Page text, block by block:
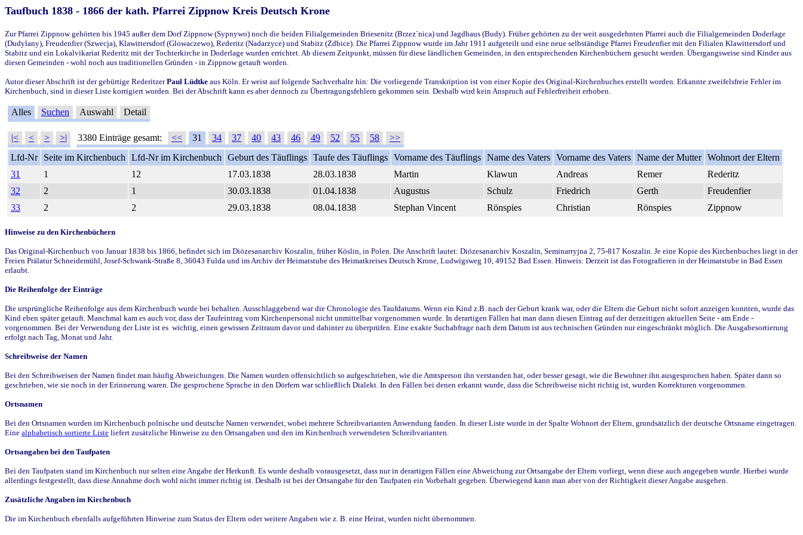
Taufbuch 1838 - 1866 der kath. Pfarrei Zippnow Kreis Deutsch Krone
Zur Pfarrei Zippnow gehörten bis 1945 außer dem Dorf Zippnow (Sypnywo) noch die beiden Filialgemeinden Briesenitz (Brzez`nica) und Jagdhaus (Budy). Früher gehörten zu der weit ausgedehnten Pfarrei auch die Filialgemeinden Doderlage
(Dudylany), Freudenfier (Szwecja), Klawittersdorf (Glowaczewo), Rederitz (Nadarzyce) und Stabitz (Zdbice). Die Pfarrei Zippnow wurde im Jahr 1911 aufgeteilt und eine neue selbständige Pfarrei Freudenfier mit den Filialen Klawittersdorf und
Stabitz und ein Lokalvikariat Rederitz mit der Tochterkirche in Doderlage wurden errichtet. Ab diesem Zeitpunkt, müssen für diese ländlichen Gemeinden, in den entsprechenden Kirchenbüchern gesucht werden. Übergangsweise sind Kinder aus
diesen Gemeinden - wohl noch aus traditionellen Gründen - in Zippnow getauft worden.
Autor dieser Abschrift ist der gebürtige RederitzerPaul Lüdtke aus Köln. Er weist auf folgende Sachverhalte hin: Die vorliegende Transkription ist von einer Kopie des Original-Kirchenbuches erstellt worden. Erkannte zweifelsfreie Fehler im
Kirchenbuch, sind in dieser Liste korrigiert worden. Bei der Abschrift kann es aber dennoch zu Übertragungsfehlern gekommen sein. Deshalb wird kein Anspruch auf Fehlerfreiheit erhoben.
Alles Suchen Auswahl Detail
|< < > >| 3380 Einträge gesamt: << 31 34 37 40 43 46 49 52 55 58
>>
Lfd-Nr
Seite im Kirchenbuch Lfd-Nr im Kirchenbuch Geburt des Täuflings Taufe des Täuflings Vorname des Täuflings Name des Vaters Vorname des Vaters Name der Mutter Wohnort der Eltern
31
1 12 17.03.1838 28.03.1838 Martin Klawun Andreas Remer
Rederitz
32
2 1 30.03.1838 01.04.1838 Augustus Schulz Friedrich Gerth
Freudenfier
33
2 2 29.03.1838 08.04.1838 Stephan Vincent Rönspies Christian Rönspies Zippnow
Hinweise zu den Kirchenbüchern
Das Original-Kirchenbuch von Januar 1838 bis 1866, befindet sich im Diözesanarchiv Koszalin, früher Köslin, in Polen. Die Anschrift lautet: Diözesanarchiv Koszalin, Seminarryjna 2, 75-817 Koszalin. Je eine Kopie des Kirchenbuches liegt in der
Freien Prälatur Schneidemühl, Josef-Schwank-Straße 8, 36043 Fulda und im Archiv der Heimatstube des Heimatkreises Deutsch Krone, Ludwigsweg 10, 49152 Bad Essen. Hinweis: Derzeit ist das Fotografieren in der Heimatstube in Bad Essen
erlaubt.
Die Reihenfolge der Einträge
Die ursprüngliche Reihenfolge aus dem Kirchenbuch wurde bei behalten. Ausschlaggebend war die Chronologie des Taufdatums. Wenn ein Kind z.B. nach der Geburt krank war, oder die Eltern die Geburt nicht sofort anzeigen konnten, wurde das
Kind eben später getauft. Manchmal kam es auch vor, dass der Taufeintrag vom Kirchenpersonal nicht unmittelbar vorgenommen wurde. In derartigen Fällen hat man dann diesen Eintrag auf der derzeitigen aktuellen Seite - am Ende -
vorgenommen. Bei der Verwendung der Liste ist es wichtig, einen gewissen Zeitraum davor und dahinter zu überprüfen. Eine exakte Suchabfrage nach dem Datum ist aus technischen Gründen nur eingeschränkt möglich. Die Ausgabesortierung
erfolgt nach Tag, Monat und Jahr.
Schreibweise der Namen
Bei den Schreibweisen der Namen findet man häufig Abweichungen. Die Namen wurden offensichtlich so aufgeschrieben, wie die Amtsperson ihn verstanden hat, oder besser gesagt, wie die Bewohner ihn ausgesprochen haben. Später dann so
geschrieben, wie sie noch in der Erinnerung waren. Die gesprochene Sprache in den Dörfern war schließlich Dialekt. In den Fällen bei denen erkannt wurde, dass die Schreibweise nicht richtig ist, wurden Korrekturen vorgenommen.
Ortsnamen
Bei den Ortsnamen wurden im Kirchenbuch polnische und deutsche Namen verwendet, wobei mehrere Schreibvarianten Anwendung fanden. In dieser Liste wurde in der Spalte Wohnort der Eltern, grundsätzlich der deutsche Ortsname eingetragen.
Eine alphabetisch sortierte Liste liefert zusätzliche Hinweise zu den Ortsangaben und den im Kirchenbuch verwendeten Schreibvarianten.
Ortsangaben bei den Taufpaten
Bei den Taufpaten stand im Kirchenbuch nur selten eine Angabe der Herkunft. Es wurde deshalb vorausgesetzt, dass nur in derartigen Fällen eine Abweichung zur Ortsangabe der Eltern vorliegt, wenn diese auch angegeben wurde. Hierbei wurde
allerdings festgestellt, dass diese Annahme doch wohl nicht immer richtig ist. Deshalb ist bei der Ortsangabe für den Taufpaten ein Vorbehalt gegeben. Überwiegend kann man aber von der Richtigkeit dieser Angabe ausgehen.
Zusätzliche Angaben im Kirchenbuch
Die im Kirchenbuch ebenfalls aufgeführten Hinweise zum Status der Eltern oder weitere Angaben wie z. B. eine Heirat, wurden nicht übernommen.